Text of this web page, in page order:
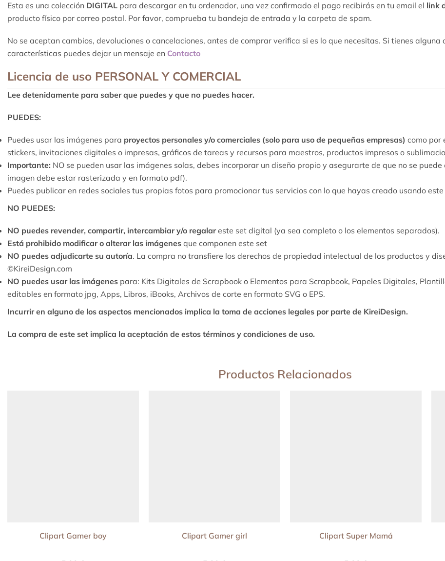
Esta es una colección DIGITAL para descargar en tu ordenador, una vez confirmado el pago recibirás en tu email el link
producto físico por correo postal. Por favor, comprueba tu bandeja de entrada y la carpeta de spam.
No se aceptan cambios, devoluciones o cancelaciones, antes de comprar verifica si es lo que necesitas. Si tienes alguna
características puedes dejar un mensaje en Contacto
Licencia de uso PERSONAL Y COMERCIAL
Lee detenidamente para saber que puedes y que no puedes hacer.
PUEDES:
Puedes usar las imágenes para proyectos personales y/o comerciales (solo para uso de pequeñas empresas) como por
stickers, invitaciones digitales o impresas, gráficos de tareas y recursos para maestros, productos impresos o
Importante: NO se pueden usar las imágenes solas, debes incorporar un diseño propio y asegurarte de que no se
imagen debe estar rasterizada y en formato pdf).
Puedes publicar en redes sociales tus propias fotos para promocionar tus servicios con lo que hayas creado usando este
NO PUEDES:
NO puedes revender, compartir, intercambiar y/o regalareste set digital (ya sea completo o los elementos separados).
Está prohibido modificar o alterar las imágenes que componen este set
NO puedes adjudicarte su autoría. La compra no transfiere los derechos de propiedad intelectual de los productos y
©KireiDesign.com
NO puedes usar las imágenes para: Kits Digitales de Scrapbook o Elementos para Scrapbook, Papeles Digitales,
editables en formato jpg, Apps, Libros, iBooks, Archivos de corte en formato SVG o EPS.
Incurrir en alguno de los aspectos mencionados implica la toma de acciones legales por parte de KireiDesign.
La compra de este set implica la aceptación de estos términos y condiciones de uso.
Productos Relacionados
Clipart Gamer boy Clipart Gamer girl Clipart Super Mamá